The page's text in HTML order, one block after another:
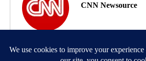
CNN Newsource
MORE NEWS